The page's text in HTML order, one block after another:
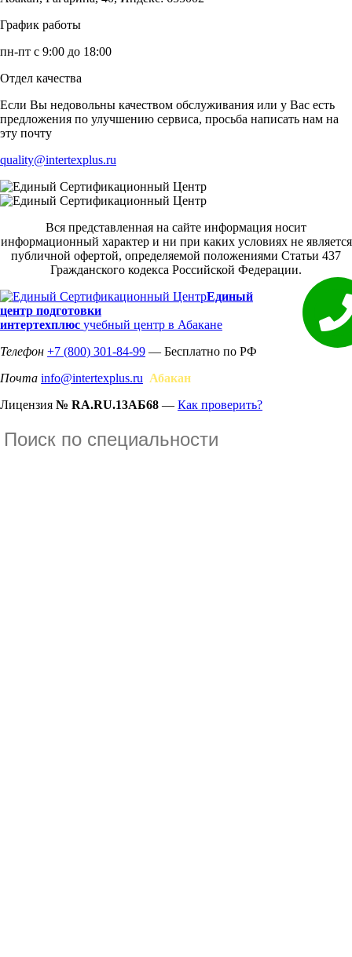
График работы
пн-пт с 9:00 до 18:00
Отдел качества
Если Вы недовольны качеством обслуживания или у Вас есть
предложения по улучшению сервиса, просьба написать нам на
эту почту
quality@intertexplus.ru
Вся представленная на сайте информация носит
информационный характер и ни при каких условиях не является
публичной офертой, определяемой положениями Статьи 437
Гражданского кодекса Российской Федерации.
Единый
центр подготовки
интертехплюс учебный центр в Абакане
Телефон +7 (800) 301-84-99 — Бесплатно по РФ
Почта info@intertexplus.ru Абакан
Лицензия № RA.RU.13АБ68 — Как проверить?